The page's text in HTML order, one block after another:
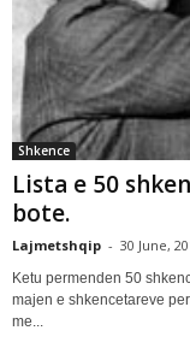
Shkence
Lista e 50
bote.
Lajmetshqip - 30 June,
Ketu permenden 50
majen e shkencetareve
me...